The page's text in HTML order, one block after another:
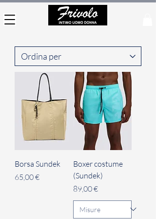
Borsa Sundek
Prezzo
65,00 €
Boxer costume
(Sundek)
Prezzo
89,00 €